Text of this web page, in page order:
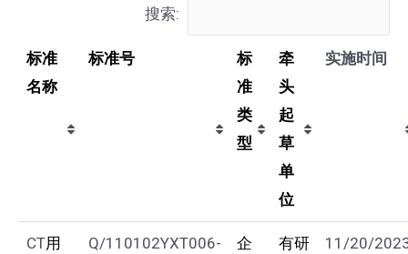
搜索:
标准
名称
标准号
标
准
类
型
牵
头
起
草
单
位
实施时间
CT用
Q/110102YXT006-
企
有研
11/20/